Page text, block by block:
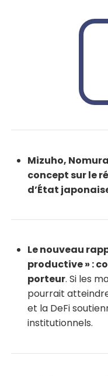
Mizuho,
concept sur le
d’État
Le nouveau
productive » :
porteur. Si les
pourrait
et la DeFi
institutionnels.